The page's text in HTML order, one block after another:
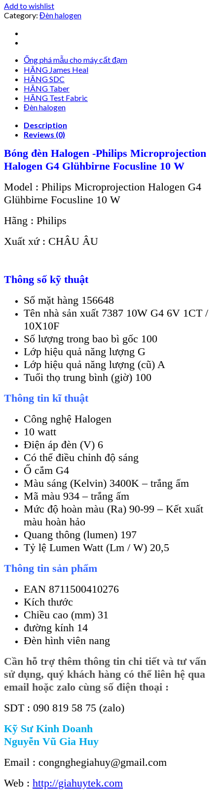
Add to wishlist
Category: Đèn halogen
Ống phá mẫu cho máy cất đạm
HÃNG James Heal
HÃNG SDC
HÃNG Taber
HÃNG Test Fabric
Đèn halogen
Description
Reviews (0)
Bóng đèn Halogen -Philips Microprojection
Halogen G4 Glühbirne Focusline 10 W
Model : Philips Microprojection Halogen G4
Glühbirne Focusline 10 W
Hãng : Philips
Xuất xứ : CHÂU ÂU
Thông số kỹ thuật
Số mặt hàng 156648
Tên nhà sản xuất 7387 10W G4 6V 1CT /
10X10F
Số lượng trong bao bì gốc 100
Lớp hiệu quả năng lượng G
Lớp hiệu quả năng lượng (cũ) A
Tuổi thọ trung bình (giờ) 100
Thông tin kĩ thuật
Công nghệ Halogen
10 watt
Điện áp đèn (V) 6
Có thể điều chỉnh độ sáng
Ổ cắm G4
Màu sáng (Kelvin) 3400K – trắng ấm
Mã màu 934 – trắng ấm
Mức độ hoàn màu (Ra) 90-99 – Kết xuất
màu hoàn hảo
Quang thông (lumen) 197
Tỷ lệ Lumen Watt (Lm / W) 20,5
Thông tin sản phẩm
EAN 8711500410276
Kích thước
Chiều cao (mm) 31
đường kính 14
Đèn hình viên nang
Cần hỗ trợ thêm thông tin chi tiết và tư vấn
sử dụng, quý khách hàng có thể liên hệ qua
email hoặc zalo cùng số điện thoại :
SDT : 090 819 58 75 (zalo)
Kỹ Sư Kinh Doanh
Nguyễn Vũ Gia Huy
Email : congnghegiahuy@gmail.com
Web : http://giahuytek.com